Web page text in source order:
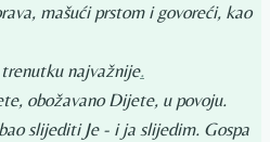
mašući prstom i govoreći, kao
najvažnije.
obožavano Dijete, u povoju.
slijediti Je - i ja slijedim. Gospa